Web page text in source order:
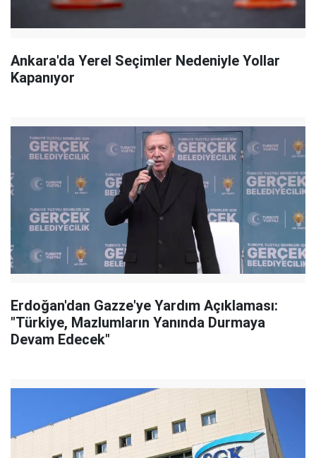
Ankara'da Yerel Seçimler Nedeniyle Yollar
Kapanıyor
Erdoğan'dan Gazze'ye Yardım Açıklaması:
"Türkiye, Mazlumların Yanında Durmaya
Devam Edecek"